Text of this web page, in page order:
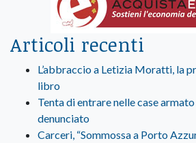
Articoli recenti
L’abbraccio a Letizia Moratti, la
libro
Tenta di entrare nelle case
denunciato
Carceri, “Sommossa a Porto